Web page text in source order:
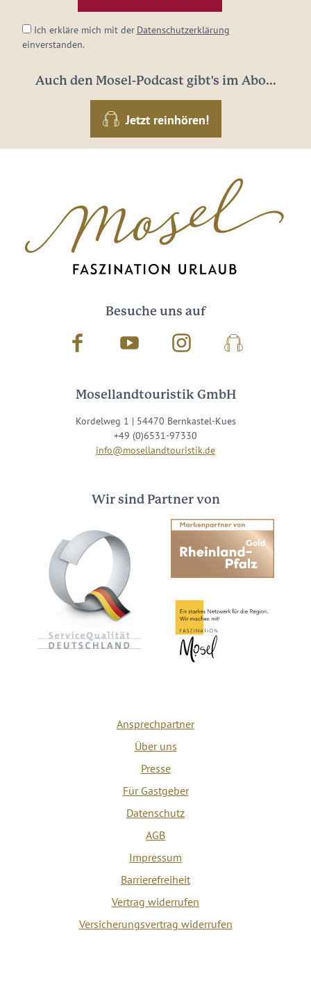
Ich erkläre mich mit der Datenschutzerklärung
einverstanden.
Auch den Mosel-Podcast gibt's im Abo...
Jetzt reinhören!
Besuche uns auf
Facebook Youtube InstagramPodcast
Mosellandtouristik GmbH
Kordelweg 1 | 54470 Bernkastel-Kues
+49 (0)6531-97330
info@mosellandtouristik.de
Wir sind Partner von
Ansprechpartner
Über uns
Presse
Für Gastgeber
Datenschutz
AGB
Impressum
Barrierefreiheit
Vertrag widerrufen
Versicherungsvertrag widerrufen